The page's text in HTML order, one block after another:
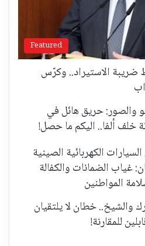
Featured
ضريبة الاستيراد.. وكرّس
والصور: حريق هائل في
خلف ألفا.. اليكم ما حصل!
الكهربائية الصينية
غياب الضمانات والكفالة
المواطنين
والشيخ.. خطان لا يلتقيان
للمقارنة!